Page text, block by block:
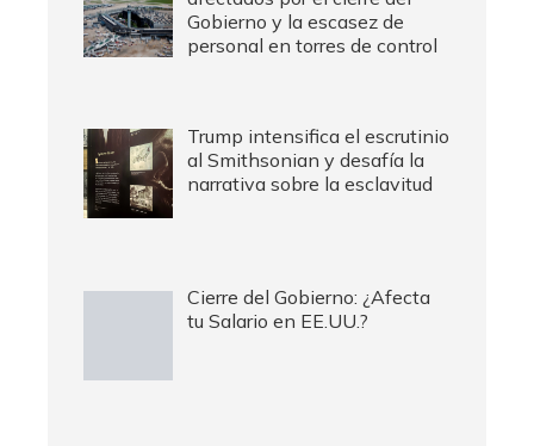
Gobierno y la escasez de
personal en torres de control
Trump intensifica el escrutinio
al Smithsonian y desafía la
narrativa sobre la esclavitud
Cierre del Gobierno: ¿Afecta
tu Salario en EE.UU.?